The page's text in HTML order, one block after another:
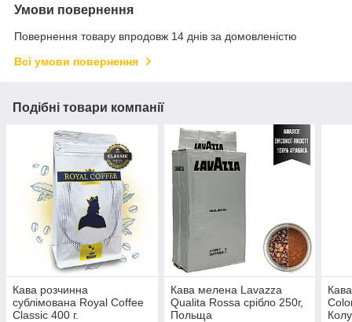
Умови повернення
Повернення товару впродовж 14 днів за домовленістю
Всі умови повернення
Подібні товари компанії
Кава розчинна
сублімована Royal Coffee
Classic 400 г.
Кава мелена Lavazza
Qualita Rossa срібло 250г,
Польща